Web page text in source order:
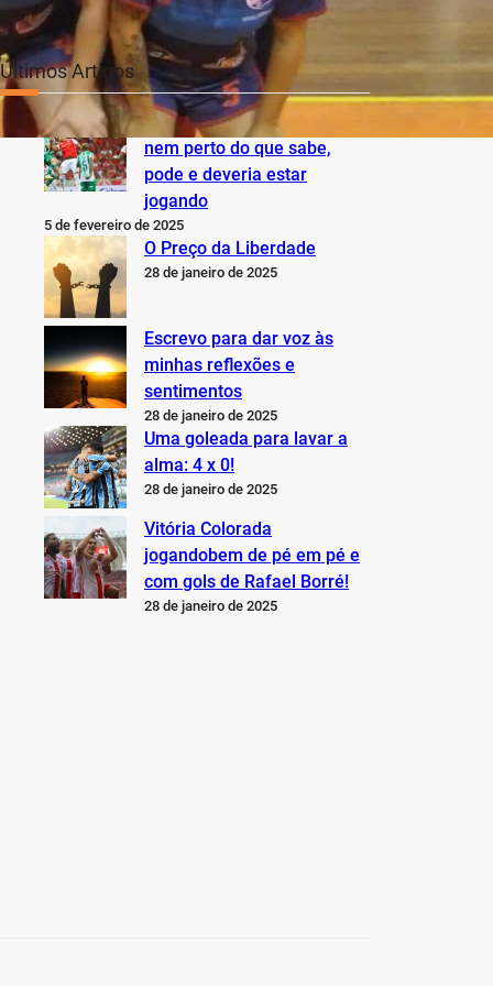
Últimos Artigos
O Inter não está jogando
nem perto do que sabe,
pode e deveria estar
jogando
5 de fevereiro de 2025
O Preço da Liberdade
28 de janeiro de 2025
Escrevo para dar voz às
minhas reflexões e
sentimentos
28 de janeiro de 2025
Uma goleada para lavar a
alma: 4 x 0!
28 de janeiro de 2025
Vitória Colorada
jogandobem de pé em pé e
com gols de Rafael Borré!
28 de janeiro de 2025